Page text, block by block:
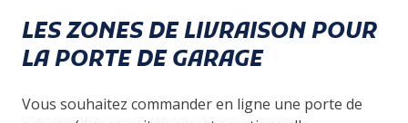
LES ZONES DE LIVRAISON POUR
LA PORTE DE GARAGE
Vous souhaitez commander en ligne une porte de